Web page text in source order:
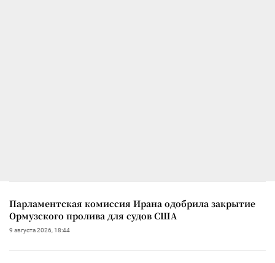
Парламентская комиссия Ирана одобрила закрытие
Ормузского пролива для судов США
9 августа 2026, 18:44